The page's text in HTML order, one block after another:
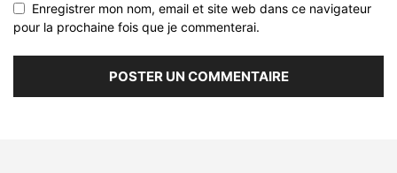
Enregistrer mon nom, email et site web dans ce navigateur
pour la prochaine fois que je commenterai.